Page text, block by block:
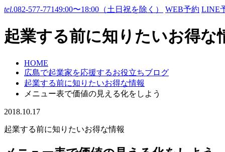
tel.082-577-77149:00〜18:00（土日祝を除く） WEB予約 LINE
起業する前に知りたいお得な
HOME
広島で起業家を応援するお役立ちブログ
起業する前に知りたいお得な情報
メニュー表で価値の見える化をしよう
2018.10.17
起業する前に知りたいお得な情報